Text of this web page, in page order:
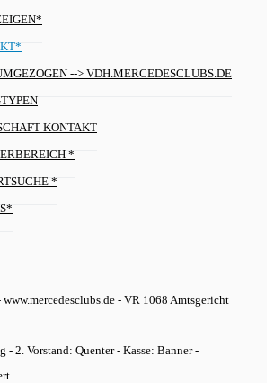
--> VDH.MERCEDESCLUBS.DE
KONTAKT
*
*
www.mercedesclubs.de - VR 1068 Amtsgericht
- 2. Vorstand: Quenter - Kasse: Banner -